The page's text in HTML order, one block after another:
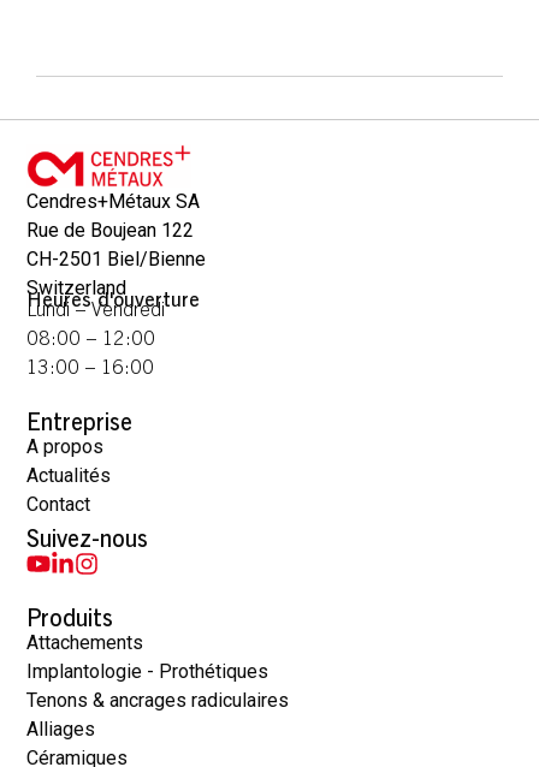
Cendres+Métaux SA
Rue de Boujean 122
CH-2501 Biel/Bienne
Switzerland
Heures d'ouverture
Lundi – Vendredi
08:00 – 12:00
13:00 – 16:00
Entreprise
A propos
Actualités
Contact
Suivez-nous
Produits
Attachements
Implantologie - Prothétiques
Tenons & ancrages radiculaires
Alliages
Céramiques